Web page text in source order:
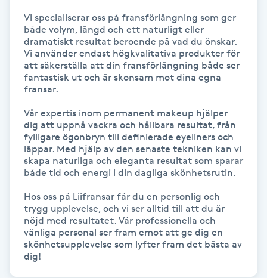
Gellack
Gellack med förstärkning
Gravidmassage
Gravidyoga
Gruppträning
Gua Sha-massage
Hatha Yoga
Headspa
Vi specialiserar oss på fransförlängning som ger
både volym, längd och ett naturligt eller
dramatiskt resultat beroende på vad du önskar.
Vi använder endast högkvalitativa produkter för
att säkerställa att din fransförlängning både ser
fantastisk ut och är skonsam mot dina egna
fransar.
Vår expertis inom permanent makeup hjälper
dig att uppnå vackra och hållbara resultat, från
fylligare ögonbryn till definierade eyeliners och
läppar. Med hjälp av den senaste tekniken kan vi
skapa naturliga och eleganta resultat som sparar
både tid och energi i din dagliga skönhetsrutin.
Hos oss på Liifransar får du en personlig och
trygg upplevelse, och vi ser alltid till att du är
nöjd med resultatet. Vår professionella och
vänliga personal ser fram emot att ge dig en
skönhetsupplevelse som lyfter fram det bästa av
dig!